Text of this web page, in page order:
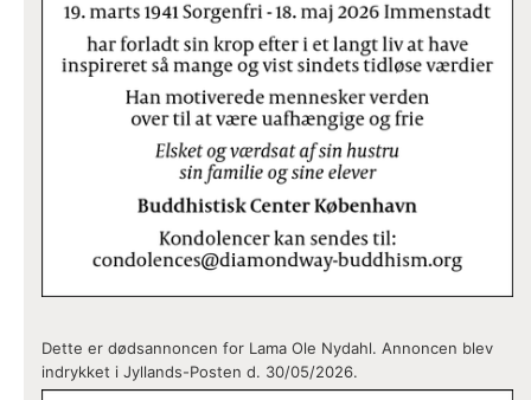
Dette er dødsannoncen for Lama Ole Nydahl. Annoncen blev
indrykket i Jyllands-Posten d. 30/05/2026.